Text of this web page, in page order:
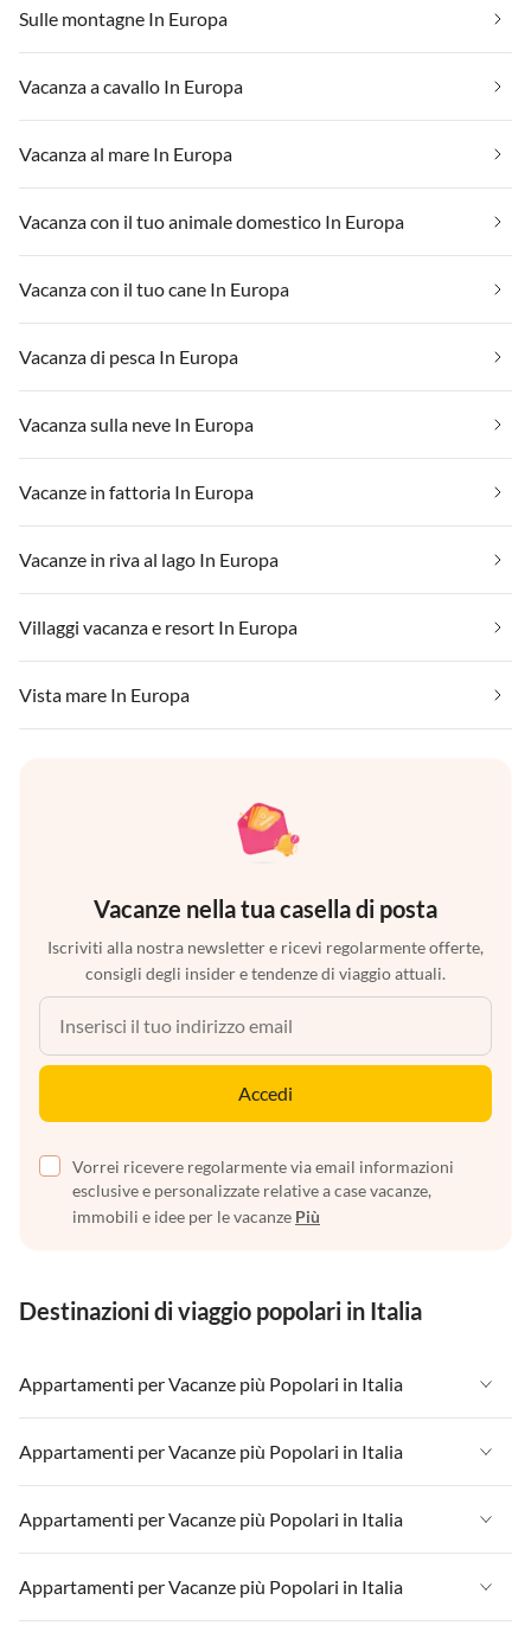
Sulle montagne In Europa
Vacanza a cavallo In Europa
Vacanza al mare In Europa
Vacanza con il tuo animale domestico In Europa
Vacanza con il tuo cane In Europa
Vacanza di pesca In Europa
Vacanza sulla neve In Europa
Vacanze in fattoria In Europa
Vacanze in riva al lago In Europa
Villaggi vacanza e resort In Europa
Vista mare In Europa
Vacanze nella tua casella di posta
Iscriviti alla nostra newsletter e ricevi regolarmente offerte,
consigli degli insider e tendenze di viaggio attuali.
Accedi
Vorrei ricevere regolarmente via email informazioni
esclusive e personalizzate relative a case vacanze,
immobili e idee per le vacanze Più
Destinazioni di viaggio popolari in Italia
Appartamenti per Vacanze più Popolari in Italia
Appartamenti per Vacanze in Italia
Appartamenti per Vacanze in Liguria
Appartamenti per Vacanze in Lombardia
Appartamenti per Vacanze in Lago di Garda
Appartamenti per Vacanze più Popolari in Italia
Appartamenti per Vacanze in Italia
Appartamenti per Vacanze in Liguria
Appartamenti per Vacanze in Lombardia
Appartamenti per Vacanze più Popolari in Italia
Appartamenti per Vacanze in Italia
Appartamenti per Vacanze in Liguria
Appartamenti per Vacanze più Popolari in Italia